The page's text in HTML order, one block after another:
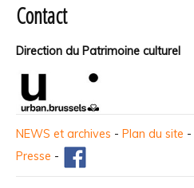
Contact
Direction du Patrimoine culturel
NEWS et archives - Plan du site -
Presse -